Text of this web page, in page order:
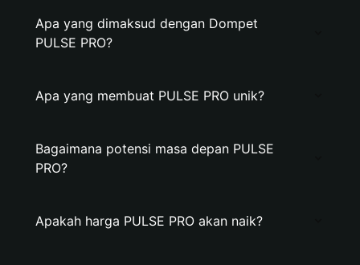
Apa yang dimaksud dengan Dompet
PULSE PRO?
Apa yang membuat PULSE PRO unik?
Bagaimana potensi masa depan PULSE
PRO?
Apakah harga PULSE PRO akan naik?